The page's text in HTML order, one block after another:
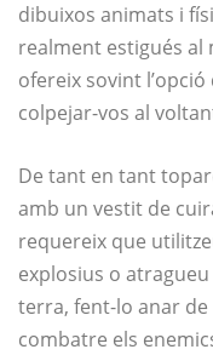
dibuixos animats i
realment estigués al
ofereix sovint
colpejar-vos al
De tant en tant
amb un vestit de
requereix que
explosius o atragueu
terra, fent-lo anar de
combatre els